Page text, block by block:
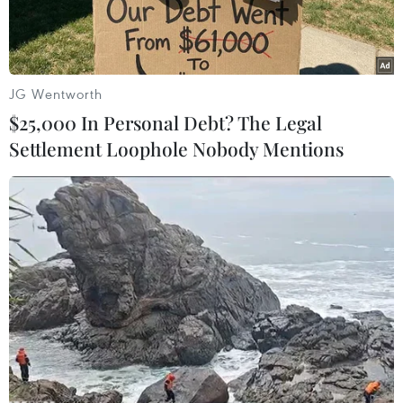
Trâm, xã Định Bình,thành phố Cà Mau, tỉnh Cà
Mau đã thuê đội chuyên săn bắt cá sấu kết hợp
lựclượng công nhân của công ty ráo riết thực
hiện các biện pháp săn lùng đàn cá sấubị xổng
Tính đến 12 giờ trưa ngày 14/10, lực lượng săn
bắt cá sấu đã khống chế, bắt được47 con cá sấu
khỏe mạnh (trung bình 60kg/con) và đưa trở lại
trại nuôi.
Ông Phan Văn Đặng, Giám đốc Trại nuôi trồng
thủy sản thuộc Công ty Quốc Việt chobiết trại
nuôi có tổng số 540 con cá sấu được đăng ký với
Chi cục Kiểm lâm tỉnh,trọng lượng bình quân
60-70kg/con.
JG Wentworth
$25,000 In Personal Debt? The Legal
Settlement Loophole Nobody Mentions